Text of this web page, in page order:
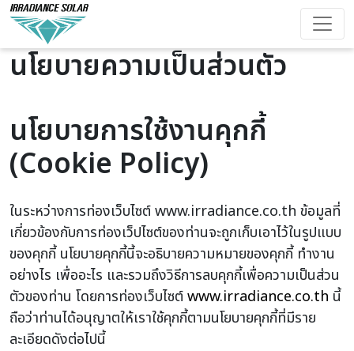
นโยบายความเป็นส่วนตัว
นโยบายการใช้งานคุกกี้
(Cookie Policy)
ในระหว่างการท่องเว็บไซต์ www.irradiance.co.th ข้อมูลที่
เกี่ยวข้องกับการท่องเว็ปไซต์ของท่านจะถูกเก็บเอาไว้ในรูปแบบ
ของคุกกี้ นโยบายคุกกี้นี้จะอธิบายความหมายของคุกกี้ ทำงาน
อย่างไร เพื่ออะไร และรวมถึงวิธีการลบคุกกี้เพื่อความเป็นส่วน
ตัวของท่าน โดยการท่องเว็บไซต์www.irradiance.co.th นี้
ถือว่าท่านได้อนุญาตให้เราใช้คุกกี้ตามนโยบายคุกกี้ที่มีราย
ละเอียดดังต่อไปนี้